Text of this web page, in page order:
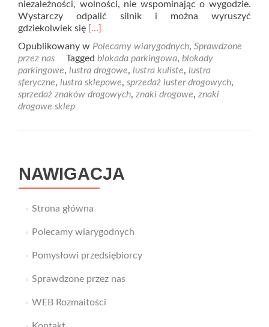
niezależności, wolności, nie wspominając o wygodzie.
Wystarczy odpalić silnik i można wyruszyć
gdziekolwiek się Read
about
Sprawdzony
sklep
oferujący
znaki
[…]
Opublikowany w Polecamy wiarygodnych, Sprawdzone
przez nas
Tagged blokada parkingowa, blokady
parkingowe, lustra drogowe, lustra kuliste, lustra
sferyczne, lustra sklepowe, sprzedaż luster drogowych,
sprzedaż znaków drogowych, znaki drogowe, znaki
drogowe sklep
NAWIGACJA
Strona główna
Polecamy wiarygodnych
Pomysłowi przedsiębiorcy
Sprawdzone przez nas
WEB Rozmaitości